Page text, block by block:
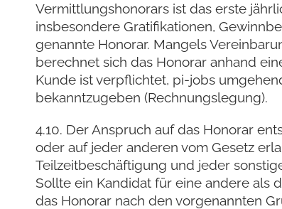
Vermittlungshonorars ist das erste
insbesondere Gratifikationen,
genannte Honorar. Mangels
berechnet sich das Honorar anhand
Kunde ist verpflichtet, pi-jobs
bekanntzugeben (Rechnungslegung).
4.10. Der Anspruch auf das Honorar
oder auf jeder anderen vom Gesetz
Teilzeitbeschäftigung und jeder
Sollte ein Kandidat für eine andere als
das Honorar nach den vorgenannten